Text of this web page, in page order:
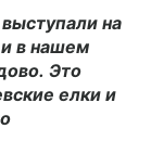
выступали на
и в нашем
Это
елки и